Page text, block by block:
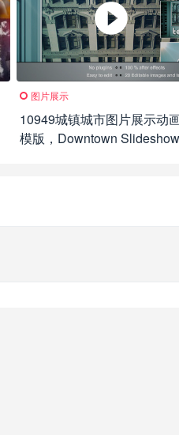
图片展示
10949城镇城市图片展示动
模版，Downtown Slideshow